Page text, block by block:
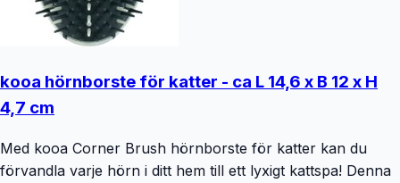
kooa hörnborste för katter - ca L 14,6 x B 12 x H
4,7 cm
Med kooa Corner Brush hörnborste för katter kan du
förvandla varje hörn i ditt hem till ett lyxigt kattspa! Denna